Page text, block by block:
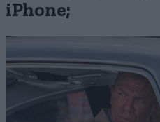
iPhone;